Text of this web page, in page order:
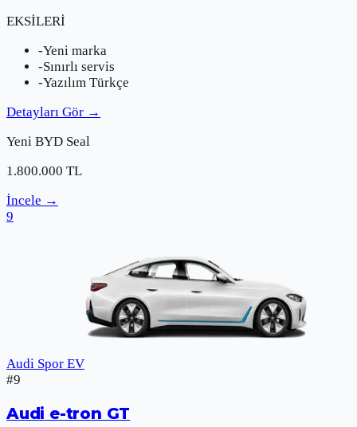
EKSİLERİ
-Yeni marka
-Sınırlı servis
-Yazılım Türkçe
Detayları Gör →
Yeni BYD Seal
1.800.000 TL
İncele →
9
Audi Spor EV
#9
Audi e-tron GT